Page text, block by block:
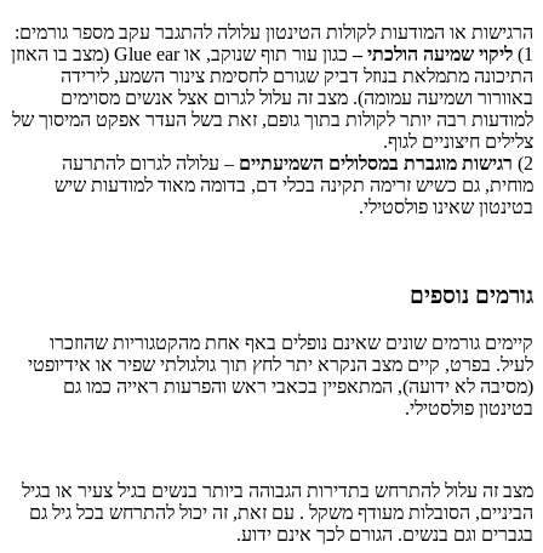
הרגישות או המודעות לקולות הטינטון עלולה להתגבר עקב מספר גורמים:
1) ליקוי שמיעה הולכתי –
כגון עור תוף שנוקב, או Glue ear (מצב בו האוזן
התיכונה מתמלאת בנוזל דביק שגורם לחסימת צינור השמע, לירידה
באוורור ושמיעה עמומה). מצב זה עלול לגרום אצל אנשים מסוימים
למודעות רבה יותר לקולות בתוך גופם, זאת בשל העדר אפקט המיסוך של
צלילים חיצוניים לגוף.
2)
רגישות מוגברת במסלולים השמיעתיים – עלולה לגרום להתרעה
מוחית, גם כשיש זרימה תקינה בכלי דם, בדומה מאוד למודעות שיש
בטינטון שאינו פולסטילי.
גורמים נוספים
קיימים גורמים שונים שאינם נופלים באף אחת מהקטגוריות שהוזכרו
לעיל. בפרט, קיים מצב הנקרא יתר לחץ תוך גולגולתי שפיר או אידיופטי
(מסיבה לא ידועה), המתאפיין בכאבי ראש והפרעות ראייה כמו גם
בטינטון פולסטילי.
מצב זה עלול להתרחש בתדירות הגבוהה ביותר בנשים בגיל צעיר או בגיל
הביניים, הסובלות מעודף משקל . עם זאת, זה יכול להתרחש בכל גיל גם
בגברים וגם בנשים. הגורם לכך אינם ידוע.